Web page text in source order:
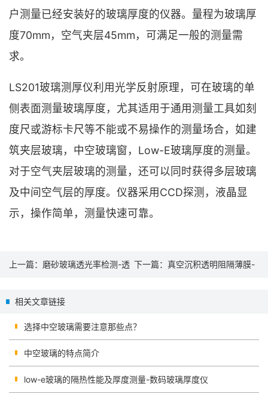
户测量已经安装好的玻璃厚度的仪器。量程为玻璃厚
度70mm，空气夹层45mm，可满足一般的测量需
求。
LS201玻璃测厚仪利用光学反射原理，可在玻璃的单
侧表面测量玻璃厚度，尤其适用于通用测量工具如刻
度尺或游标卡尺等不能或不易操作的测量场合，如建
筑夹层玻璃，中空玻璃窗，Low-E玻璃厚度的测量。
对于空气夹层玻璃的测量，还可以同时获得多层玻璃
及中间空气层的厚度。仪器采用CCD探测，液晶显
示，操作简单，测量快速可靠。
上一篇： 磨砂玻璃透光率检测-透 下一篇： 真空沉积透明阻隔薄膜-
相关文章链接
选择中空玻璃需要注意那些点？
中空玻璃的特点简介
low-e玻璃的隔热性能及厚度测量-数码玻璃厚度仪